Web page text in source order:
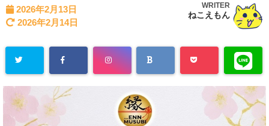
2026年2月13日
2026年2月14日
WRITER
ねこえもん